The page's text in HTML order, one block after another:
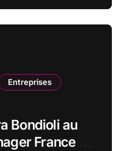
Entreprises
Bondioli au
France &